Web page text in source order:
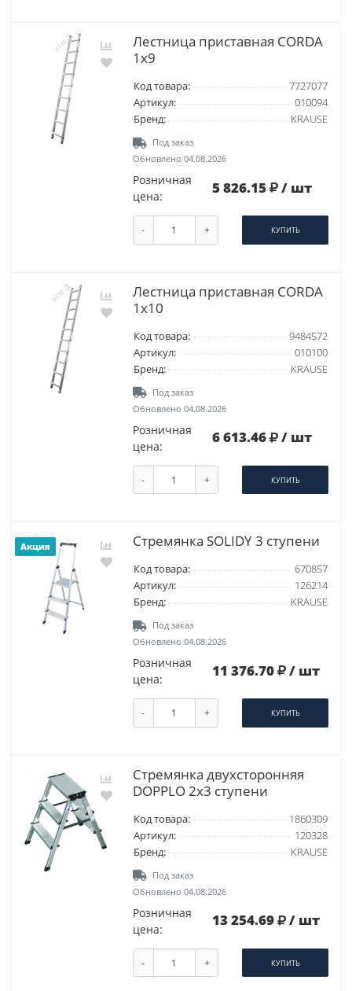
Лестница приставная CORDA
1х9
Код товара:
7727077
Артикул:
010094
Бренд:
KRAUSE
Под заказ
Обновлено 04.08.2026
Розничная
цена:
5 826.15 / шт
- + КУПИТЬ
Лестница приставная CORDA
1х10
Код товара:
9484572
Артикул:
010100
Бренд:
KRAUSE
Под заказ
Обновлено 04.08.2026
Розничная
цена:
6 613.46 / шт
- + КУПИТЬ
Акция Стремянка SOLIDY 3 ступени
Код товара:
670857
Артикул:
126214
Бренд:
KRAUSE
Под заказ
Обновлено 04.08.2026
Розничная
цена:
11 376.70 / шт
- + КУПИТЬ
Стремянка двухсторонняя
DOPPLO 2х3 ступени
Код товара:
1860309
Артикул:
120328
Бренд:
KRAUSE
Под заказ
Обновлено 04.08.2026
Розничная
цена:
13 254.69 / шт
- + КУПИТЬ